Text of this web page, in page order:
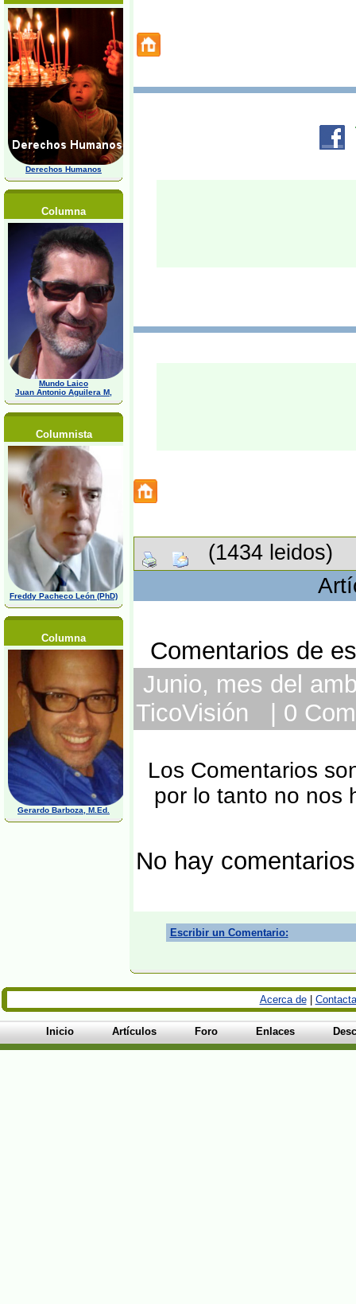
Derechos Humanos
Columna
Mundo Laico
Juan Antonio Aguilera M,
Columnista
Freddy Pacheco León (PhD)
Columna
Gerardo Barboza, M.Ed.
(1434 leidos)
Comentarios de
Junio, mes del
TicoVisión | 0
Los Comentarios
por lo tanto no nos
No hay
Escribir un Comentario:
Acerca de|
Inicio Artículos Foro Enlaces